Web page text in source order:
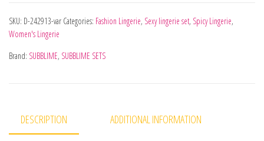
SKU: D-242913-var Categories: Fashion Lingerie, Sexy lingerie set, Spicy Lingerie,
Women's Lingerie
Brand: SUBBLIME, SUBBLIME SETS
DESCRIPTION ADDITIONAL INFORMATION